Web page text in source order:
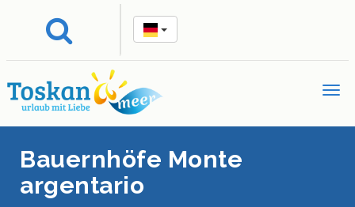
Bauernhöfe Monte
argentario